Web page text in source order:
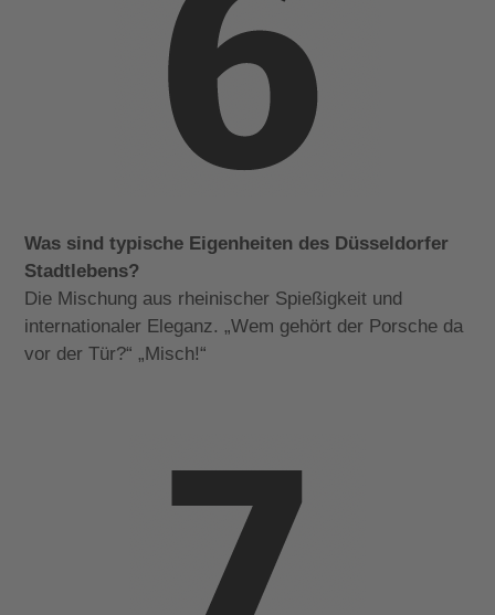
Was sind typische Eigenheiten des Düsseldorfer
Stadtlebens?
Die Mischung aus rheinischer Spießigkeit und
internationaler Eleganz. „Wem gehört der Porsche da
vor der Tür?“ „Misch!“